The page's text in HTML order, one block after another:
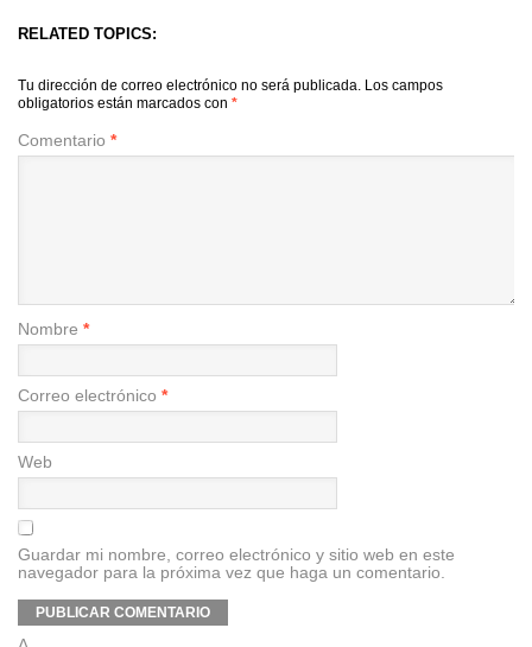
RELATED TOPICS:
Tu dirección de correo electrónico no será publicada. Los campos
obligatorios están marcados con *
Comentario *
Nombre *
Correo electrónico *
Web
Guardar mi nombre, correo electrónico y sitio web en este
navegador para la próxima vez que haga un comentario.